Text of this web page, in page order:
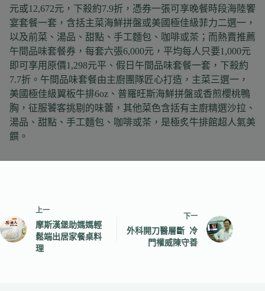
元或12,672元，下殺約7.9折，憑券一張可享晚餐時段海陸饗
宴套餐一套，含括主菜海鮮拼盤或美國極佳級菲力二選一，
以及前菜、湯品、甜點、手工麵包、咖啡或茶；而熱賣推薦
午間品味套餐券，每套六張6,000元，平均每人只要1,000元
即可享用原價1,298元平、假日午間品味套餐一套，下殺約
7.7折。午間品味套餐由主廚團隊匠心打造，主菜三選一，
美國極佳級翼板牛排6oz、普羅旺斯海鮮拼盤或香煎櫻桃鴨
胸，征服饕客挑剔的味蕾，其他菜色含括有主廚精選沙拉、
湯品、甜點、手工麵包、咖啡或茶，是極炙牛排館超人氣美
饌。
上一
摩斯漢堡助媽媽輕
鬆端出居家餐桌料
理
下一
外科開刀醫層斷 冷
門權威陳守善